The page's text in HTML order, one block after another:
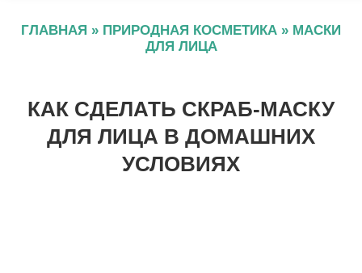
ГЛАВНАЯ » ПРИРОДНАЯ КОСМЕТИКА » МАСКИ
ДЛЯ ЛИЦА
КАК СДЕЛАТЬ СКРАБ-МАСКУ
ДЛЯ ЛИЦА В ДОМАШНИХ
УСЛОВИЯХ